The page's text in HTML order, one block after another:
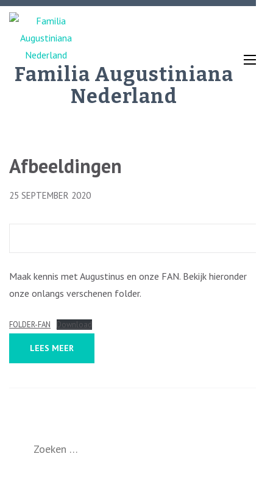
Ga
naar
inhoud
enter)Familia Augustiniana
Nederland
Afbeeldingen
25 SEPTEMBER 2020
Maak kennis met Augustinus en onze FAN. Bekijk hieronder
onze onlangs verschenen folder.
FOLDER-FAN Download
LEES MEER